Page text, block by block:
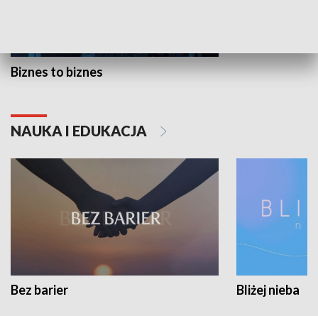
Biznes to biznes
NAUKA I EDUKACJA
Bez barier Bliżej nieba